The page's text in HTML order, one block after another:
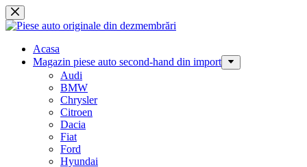
Sari
la
Acasa
Magazin piese auto second-hand din import
Audi
BMW
Chrysler
Citroen
Dacia
Fiat
Ford
Hyundai